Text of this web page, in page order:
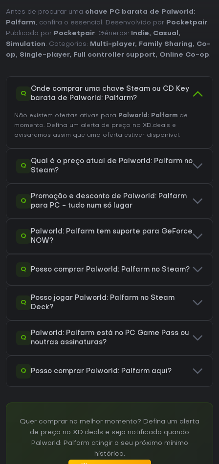
Antes de procurar uma chave PC barata de Palworld:
Palfarm, confira o essencial. Desenvolvido por Pocketpair.
Publicado por Pocketpair. Géneros: Indie, Casual ,
Simulation. Categorias: Multi-player, Family Sharing, Co-
op, Single-player, Full controller support, Online Co-op.
Q
Onde comprar uma chave Steam ou CD Key
barata de Palworld: Palfarm?
Não existem ofertas ativas para Palworld: Palfarm de
momento. Defina um alerta de preço no XD.deals e
avisaremos assim que uma oferta estiver disponível.
Q
Qual é o preço atual de Palworld: Palfarm no
Steam?
Q
Promoção e desconto de Palworld: Palfarm
para PC - tudo num só lugar
Q
Palworld: Palfarm tem suporte para GeForce
NOW?
Q Posso comprar Palworld: Palfarm no Steam?
Q
Posso jogar Palworld: Palfarm no Steam
Deck?
Q
Palworld: Palfarm está no PC Game Pass ou
noutras assinaturas?
Q Posso comprar Palworld: Palfarm aqui?
Quer comprar no melhor momento? Defina um alerta
de preço no XD.deals e seja notificado quando
Palworld: Palfarm atingir o seu próximo mínimo
histórico.